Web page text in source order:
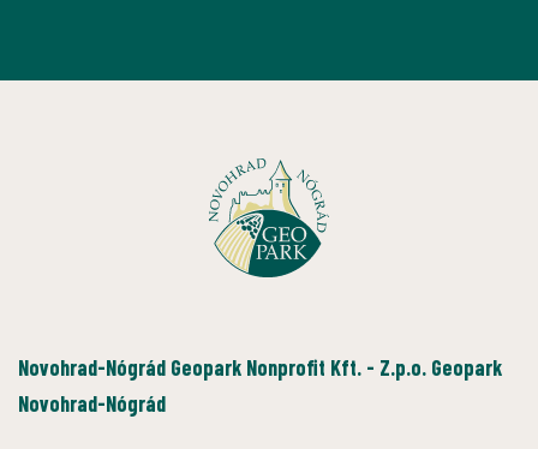
Novohrad-Nógrád Geopark Nonprofit Kft. - Z.p.o. Geopark
Novohrad-Nógrád